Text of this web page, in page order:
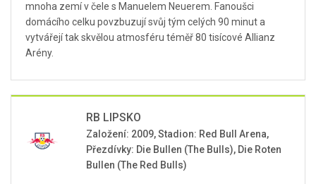
mnoha zemí v čele s Manuelem Neuerem. Fanoušci
domácího celku povzbuzují svůj tým celých 90 minut a
vytvářejí tak skvělou atmosféru téměř 80 tisícové Allianz
Arény.
RB LIPSKO
Založení: 2009, Stadion: Red Bull Arena,
Přezdívky: Die Bullen (The Bulls), Die Roten
Bullen (The Red Bulls)